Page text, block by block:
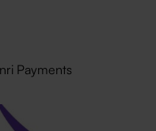
Payments